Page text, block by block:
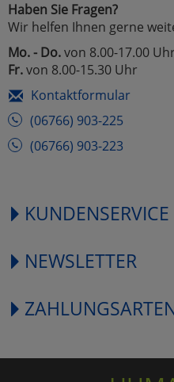
Haben Sie Fragen?
Wir helfen Ihnen gerne
Mo. - Do.von 8.00-17.00 Uhr
Fr.von 8.00-15.30 Uhr
Kontaktformular
(06766) 903-225
(06766) 903-223
KUNDENSERVICE
NEWSLETTER